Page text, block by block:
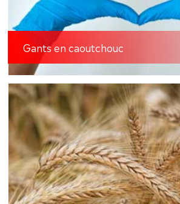
Gants en caoutchouc